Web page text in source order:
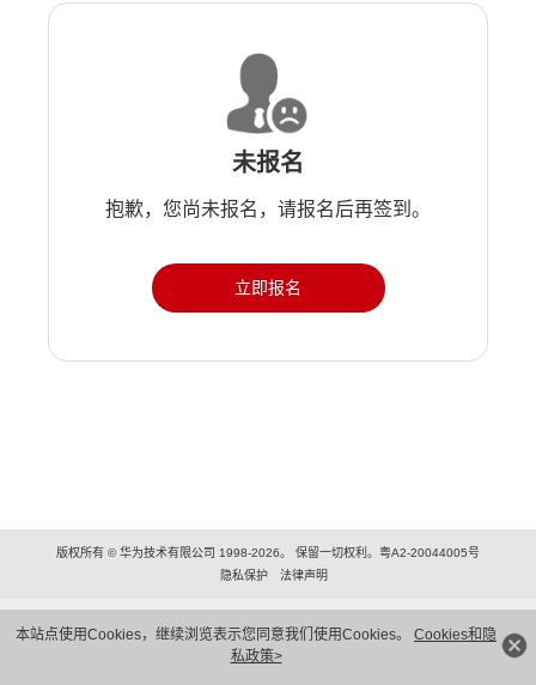
本站点使用Cookies，继续浏览表示您同意我们使用Cookies。 Cookies和隐
私政策>
未报名
抱歉，您尚未报名，请报名后再签到。
立即报名
版权所有 © 华为技术有限公司 1998-2026。 保留一切权利。粤A2-20044005号
隐私保护
法律声明